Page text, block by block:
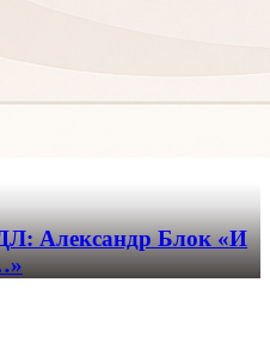
Александр Блок «И